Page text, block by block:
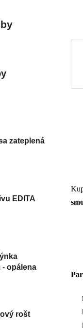
zateplená
EDITA
- opálena
rošt